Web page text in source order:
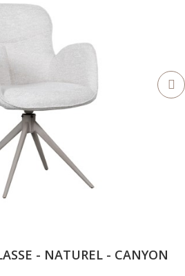
- NATUREL - CANYON